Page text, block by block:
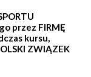
przez FIRMĘ
kursu,
ZWIĄZEK